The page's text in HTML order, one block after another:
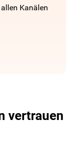
Kanälen
vertrauen